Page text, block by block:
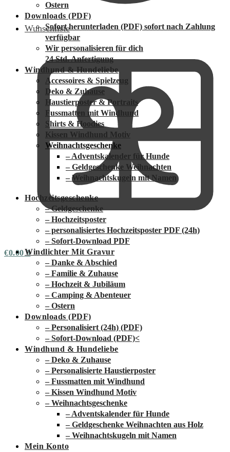
Wunschliste
€0.00 0
Ostern
Downloads (PDF)
Sofort herunterladen (PDF) sofort nach Zahlung
verfügbar
Wir personalisieren für dich
24 Std. Anfertigung
Windhund & Hundeliebe
Accessoires & Spielzeug
Deko & Zuhause
Haustierposter & Portraits
Fussmatten mit Windhund
Shirts & Hoodies
Kissen Windhund Motiv
Weihnachtsgeschenke
– Adventskalender für Hunde
– Geldgeschenke Weihnachten
– Weihnachtskugeln mit Namen
Hochzeitsgeschenke
– Geldgeschenke
– Hochzeitsposter
– personalisiertes Hochzeitsposter PDF (24h)
– Sofort-Download PDF
Windlichter Mit Gravur
– Danke & Abschied
– Familie & Zuhause
– Hochzeit & Jubiläum
– Camping & Abenteuer
– Ostern
Downloads (PDF)
– Personalisiert (24h) (PDF)
– Sofort-Download (PDF)<
Windhund & Hundeliebe
– Deko & Zuhause
– Personalisierte Haustierposter
– Fussmatten mit Windhund
– Kissen Windhund Motiv
– Weihnachtsgeschenke
– Adventskalender für Hunde
– Geldgeschenke Weihnachten aus Holz
– Weihnachtskugeln mit Namen
Mein Konto